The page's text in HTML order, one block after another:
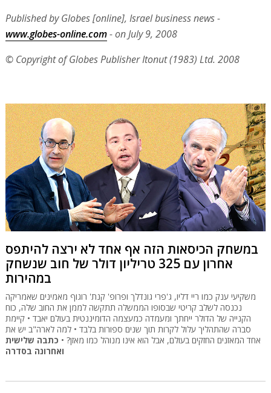
Published by Globes [online], Israel business news -
www.globes-online.com- on July 9, 2008
© Copyright of Globes Publisher Itonut (1983) Ltd. 2008
במשחק הכיסאות הזה אף אחד לא ירצה להיתפס
אחרון עם 325 טריליון דולר של חוב שנשחק
במהירות
משקיעי ענק כמו ריי דליו, ג'פרי גונדלך ופרופ' קנת' רוגוף מאמינים שאמריקה
נכנסה לשלב קריטי שבסופו הממשלה תתקשה לממן את החוב שלה, כוח
הקנייה של הדולר ייחתך ומעמדה כמעצמה הדומיננטית בעולם יאבד • קיימת
סברה שהתהליך עלול לקרות תוך שנים ספורות בלבד • למה לארה"ב יש את
אחד המאזנים החזקים בעולם, אבל הוא אינו מנוהל כמו מאזן? • כתבה שלישית
ואחרונה בסדרה